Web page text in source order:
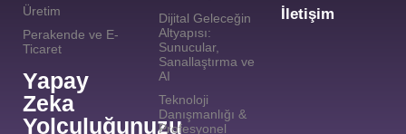
Üretim
Perakende ve E-
Ticaret
Yapay
Zeka
Yolculuğunuzu
Dijital Geleceğin
Altyapısı:
Sunucular,
Sanallaştırma ve
AI
Teknoloji
Danışmanlığı &
Profesyonel
İletişim